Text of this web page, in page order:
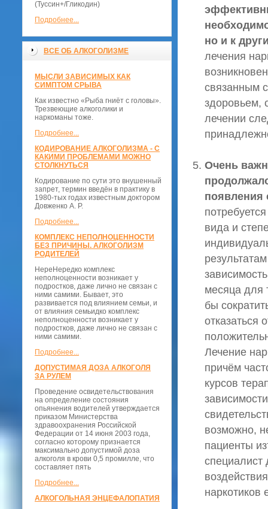
(Туссин+/Гликодин)
Подробнее...
ВСЕ ОБ АЛКОГОЛИЗМЕ
МЫСЛИ ЗАВИСИМЫХ КАК
СИМПТОМ СРЫВА
Как известно «Рыба гниёт с головы».
Трезвеющие алкоголики и
наркоманы тоже.
Подробнее...
КОДИРОВАНИЕ АЛКОГОЛИЗМА - С
КАКИМИ ПРОБЛЕМАМИ МОЖНО
СТОЛКНУТЬСЯ
Кодирование по сути это внушенный
запрет, термин введён в практику в
1980-тых годах известным доктором
Довженко А. Р.
Подробнее...
КОМПЛЕКС НЕПОЛНОЦЕННОСТИ
БЕЗ ПРИЧИНЫ. АЛКОГОЛИЗМ
РОДИТЕЛЕЙ
НереНередко комплекс
неполноценности возникает у
подростков, даже лично не связан с
ними самими. Бывает, это
развивается под влиянием семьи, и
от влияния семьидко комплекс
неполноценности возникает у
подростков, даже лично не связан с
ними самими.
Подробнее...
ДОПУСТИМАЯ ДОЗА АЛКОГОЛЯ
ЗА РУЛЕМ
Проведение освидетельствования
на определение состояния
опьянения водителей утверждается
приказом Министерства
здравоохранения Российской
Федерации от 14 июня 2003 года,
согласно которому признается
максимально допустимой доза
алкоголя в крови 0,5 промилле, что
составляет пять
Подробнее...
АЛКОГОЛЬНАЯ ЭНЦЕФАЛОПАТИЯ
но и к
лечения
связанным
здоровьем,
лечении
Очень
появления
вида и
месяца для
бы
отказаться
Лечение
причём
курсов
возможно,
пациенты
специалист
наркотиков